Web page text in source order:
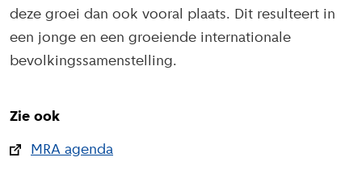
deze groei dan ook vooral plaats. Dit resulteert in
een jonge en een groeiende internationale
bevolkingssamenstelling.
Zie ook
MRA agenda